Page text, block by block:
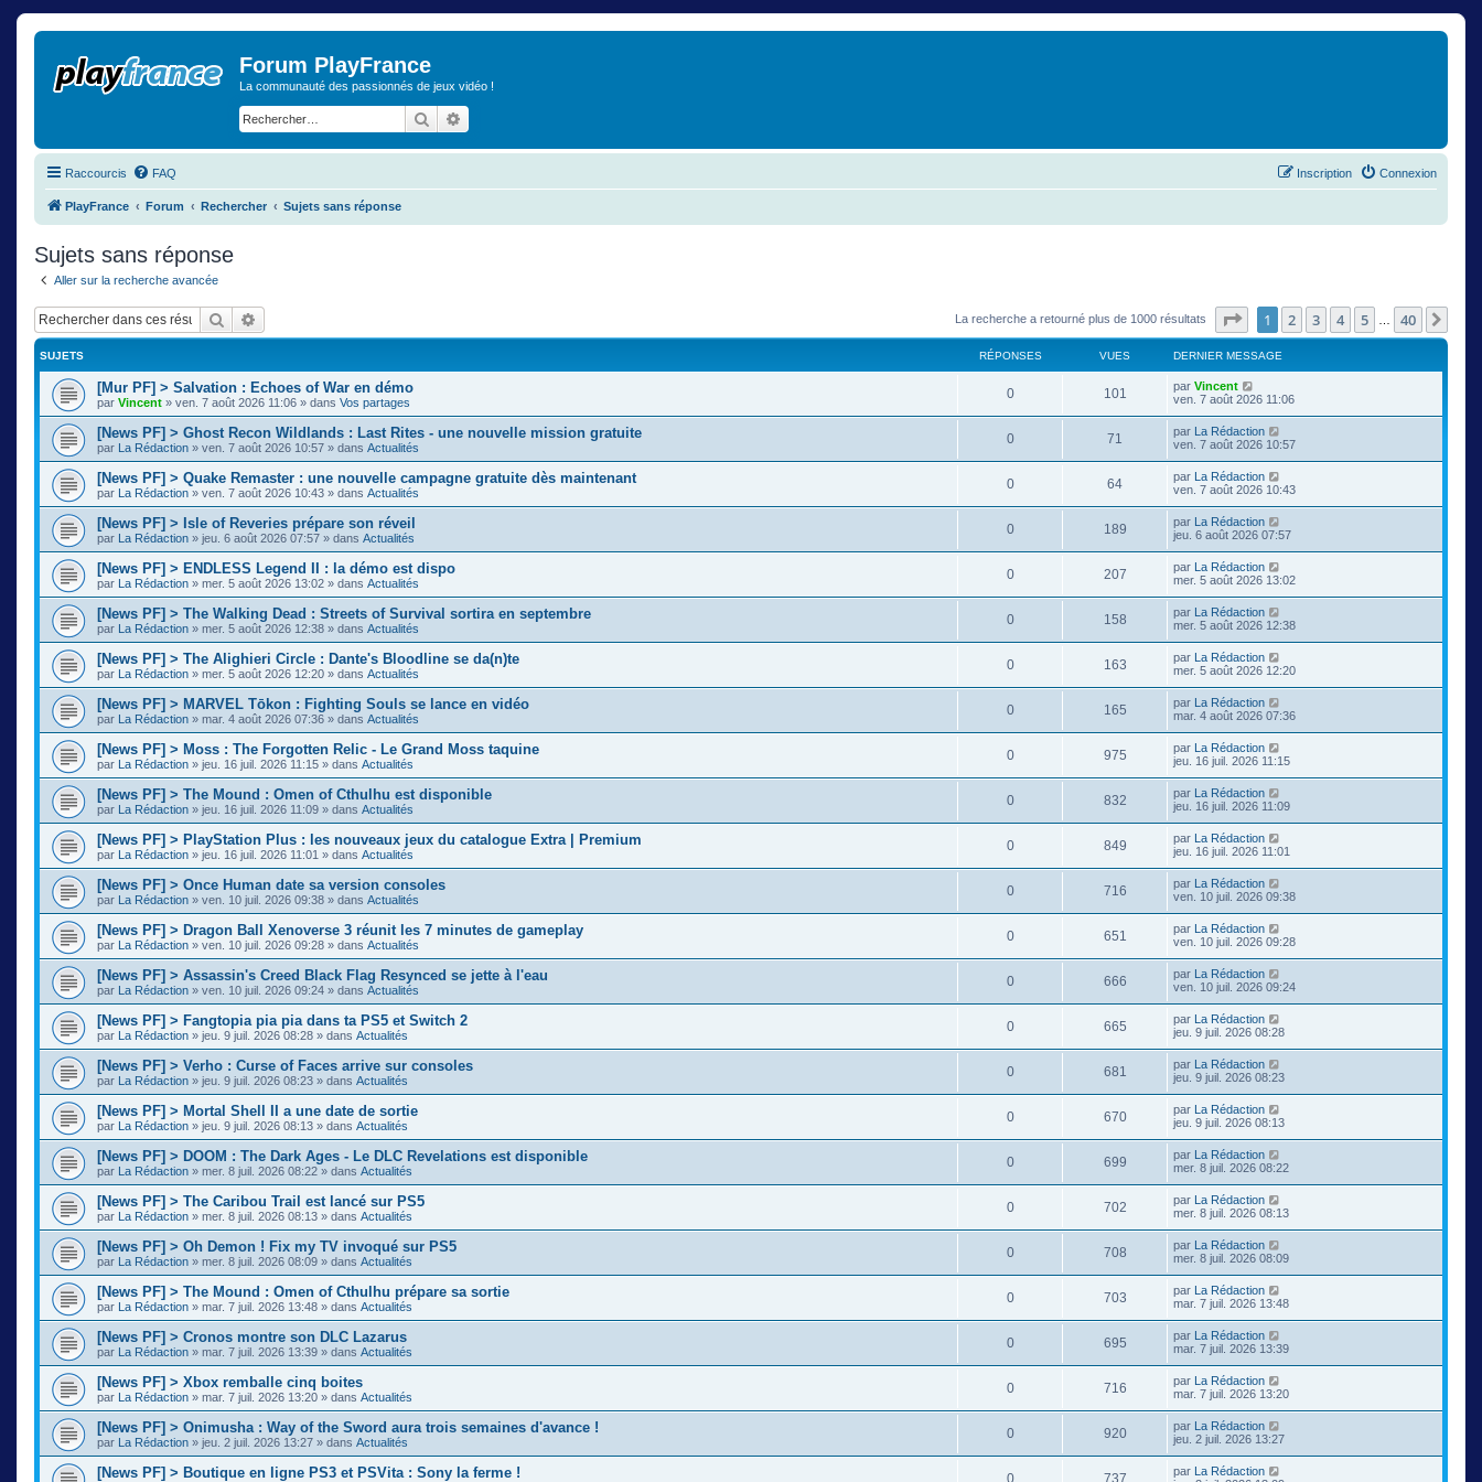
Forum PlayFrance
La communauté des passionnés de jeux vidéo !
Rechercher
Raccourcis FAQ Connexion
Inscription
PlayFrance Forum Rechercher Sujets sans réponse
Sujets sans réponse
Aller sur la recherche avancée
Rechercher La recherche a retourné plus de 1000 résultats Page sur40
1 2 3 4 5 40
SUJETS RÉPONSES VUES DERNIER MESSAGE
[Mur PF] > Salvation : Echoes of War en démo
par Vincent » ven. 7 août 2026 11:06 » dans Vos partages
0 101 par Vincent
ven. 7 août 2026 11:06
[News PF] > Ghost Recon Wildlands : Last Rites - une nouvelle mission gratuite
par La Rédaction » ven. 7 août 2026 10:57 » dans Actualités
0 71 par La Rédaction
ven. 7 août 2026 10:57
[News PF] > Quake Remaster : une nouvelle campagne gratuite dès maintenant
par La Rédaction » ven. 7 août 2026 10:43 » dans Actualités
0 64 par La Rédaction
ven. 7 août 2026 10:43
[News PF] > Isle of Reveries prépare son réveil
par La Rédaction » jeu. 6 août 2026 07:57 » dans Actualités
0 189 par La Rédaction
jeu. 6 août 2026 07:57
[News PF] > ENDLESS Legend II : la démo est dispo
par La Rédaction » mer. 5 août 2026 13:02 » dans Actualités
0 207 par La Rédaction
mer. 5 août 2026 13:02
[News PF] > The Walking Dead : Streets of Survival sortira en septembre
par La Rédaction » mer. 5 août 2026 12:38 » dans Actualités
0 158 par La Rédaction
mer. 5 août 2026 12:38
[News PF] > The Alighieri Circle : Dante's Bloodline se da(n)te
par La Rédaction » mer. 5 août 2026 12:20 » dans Actualités
0 163 par La Rédaction
mer. 5 août 2026 12:20
[News PF] > MARVEL Tōkon : Fighting Souls se lance en vidéo
par La Rédaction » mar. 4 août 2026 07:36 » dans Actualités
0 165 par La Rédaction
mar. 4 août 2026 07:36
[News PF] > Moss : The Forgotten Relic - Le Grand Moss taquine
par La Rédaction » jeu. 16 juil. 2026 11:15 » dans Actualités
0 975 par La Rédaction
jeu. 16 juil. 2026 11:15
[News PF] > The Mound : Omen of Cthulhu est disponible
par La Rédaction » jeu. 16 juil. 2026 11:09 » dans Actualités
0 832 par La Rédaction
jeu. 16 juil. 2026 11:09
[News PF] > PlayStation Plus : les nouveaux jeux du catalogue Extra | Premium
par La Rédaction » jeu. 16 juil. 2026 11:01 » dans Actualités
0 849 par La Rédaction
jeu. 16 juil. 2026 11:01
[News PF] > Once Human date sa version consoles
par La Rédaction » ven. 10 juil. 2026 09:38 » dans Actualités
0 716 par La Rédaction
ven. 10 juil. 2026 09:38
[News PF] > Dragon Ball Xenoverse 3 réunit les 7 minutes de gameplay
par La Rédaction » ven. 10 juil. 2026 09:28 » dans Actualités
0 651 par La Rédaction
ven. 10 juil. 2026 09:28
[News PF] > Assassin's Creed Black Flag Resynced se jette à l'eau
par La Rédaction » ven. 10 juil. 2026 09:24 » dans Actualités
0 666 par La Rédaction
ven. 10 juil. 2026 09:24
[News PF] > Fangtopia pia pia dans ta PS5 et Switch 2
par La Rédaction » jeu. 9 juil. 2026 08:28 » dans Actualités
0 665 par La Rédaction
jeu. 9 juil. 2026 08:28
[News PF] > Verho : Curse of Faces arrive sur consoles
par La Rédaction » jeu. 9 juil. 2026 08:23 » dans Actualités
0 681 par La Rédaction
jeu. 9 juil. 2026 08:23
[News PF] > Mortal Shell II a une date de sortie
par La Rédaction » jeu. 9 juil. 2026 08:13 » dans Actualités
0 670 par La Rédaction
jeu. 9 juil. 2026 08:13
[News PF] > DOOM : The Dark Ages - Le DLC Revelations est disponible
par La Rédaction » mer. 8 juil. 2026 08:22 » dans Actualités
0 699 par La Rédaction
mer. 8 juil. 2026 08:22
[News PF] > The Caribou Trail est lancé sur PS5
par La Rédaction » mer. 8 juil. 2026 08:13 » dans Actualités
0 702 par La Rédaction
mer. 8 juil. 2026 08:13
[News PF] > Oh Demon ! Fix my TV invoqué sur PS5
par La Rédaction » mer. 8 juil. 2026 08:09 » dans Actualités
0 708 par La Rédaction
mer. 8 juil. 2026 08:09
[News PF] > The Mound : Omen of Cthulhu prépare sa sortie
par La Rédaction » mar. 7 juil. 2026 13:48 » dans Actualités
0 703 par La Rédaction
mar. 7 juil. 2026 13:48
[News PF] > Cronos montre son DLC Lazarus
par La Rédaction » mar. 7 juil. 2026 13:39 » dans Actualités
0 695 par La Rédaction
mar. 7 juil. 2026 13:39
[News PF] > Xbox remballe cinq boites
par La Rédaction » mar. 7 juil. 2026 13:20 » dans Actualités
0 716 par La Rédaction
mar. 7 juil. 2026 13:20
[News PF] > Onimusha : Way of the Sword aura trois semaines d'avance !
par La Rédaction » jeu. 2 juil. 2026 13:27 » dans Actualités
0 920 par La Rédaction
jeu. 2 juil. 2026 13:27
[News PF] > Boutique en ligne PS3 et PSVita : Sony la ferme ! 0 737 par La Rédaction